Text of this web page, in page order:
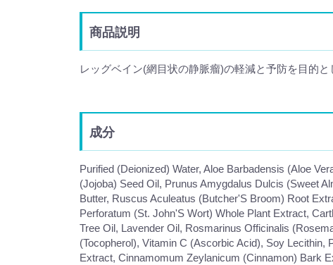
商品説明
レッグベイン(網目状の静脈瘤)の軽減と予防を目的と
成分
Purified (Deionized) Water, Aloe Barbadensis (Aloe
(Jojoba) Seed Oil, Prunus Amygdalus Dulcis (Sweet
Butter, Ruscus Aculeatus (Butcher'S Broom) Root
Perforatum (St. John'S Wort) Whole Plant Extract,
Tree Oil, Lavender Oil, Rosmarinus Officinalis
(Tocopherol), Vitamin C (Ascorbic Acid), Soy
Extract, Cinnamomum Zeylanicum (Cinnamon) Bark